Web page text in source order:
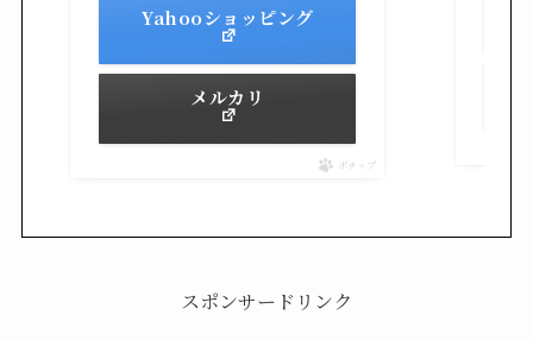
Yahooショッピング
メルカリ
ポチップ
スポンサードリンク